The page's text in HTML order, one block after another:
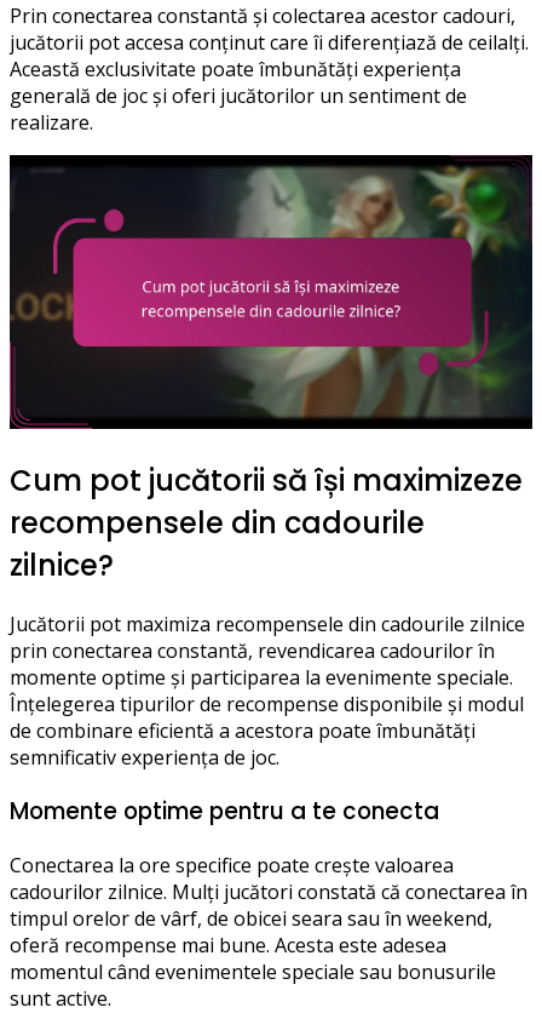
Prin conectarea constantă și colectarea acestor cadouri,
jucătorii pot accesa conținut care îi diferențiază de ceilalți.
Această exclusivitate poate îmbunătăți experiența
generală de joc și oferi jucătorilor un sentiment de
realizare.
Cum pot jucătorii să își maximizeze
recompensele din cadourile
zilnice?
Jucătorii pot maximiza recompensele din cadourile zilnice
prin conectarea constantă, revendicarea cadourilor în
momente optime și participarea la evenimente speciale.
Înțelegerea tipurilor de recompense disponibile și modul
de combinare eficientă a acestora poate îmbunătăți
semnificativ experiența de joc.
Momente optime pentru a te conecta
Conectarea la ore specifice poate crește valoarea
cadourilor zilnice. Mulți jucători constată că conectarea în
timpul orelor de vârf, de obicei seara sau în weekend,
oferă recompense mai bune. Acesta este adesea
momentul când evenimentele speciale sau bonusurile
sunt active.